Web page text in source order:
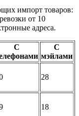
импорт товаров:
от 10
адреса.
С
С
мэйлами
28
18